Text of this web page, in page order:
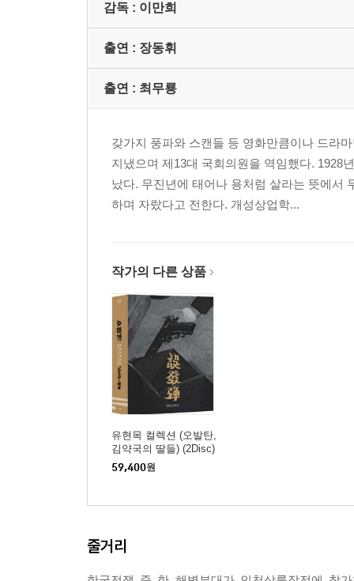
감독 : 이만희
출연 : 장동휘
출연 : 최무룡
갖가지 풍파와 스캔들 등 영화만큼이나 드라
지냈으며 제13대 국회의원을 역임했다. 1928
났다. 무진년에 태어나 용처럼 살라는 뜻에서
하며 자랐다고 전한다. 개성상업학...
작가의 다른 상품
유현목 컬렉션 (오발탄,
김약국의 딸들) (2Disc)
: 블루레이
59,400원
줄거리